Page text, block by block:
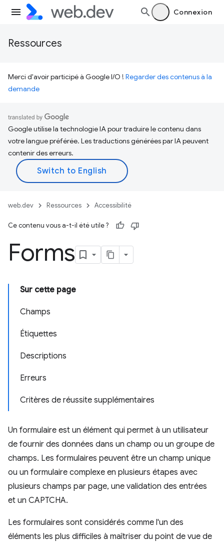
Connexion
Ressources
Merci d'avoir participé à Google I/O ! Regarder des contenus à la
demande
Google utilise la technologie IA pour traduire le contenu dans
votre langue préférée. Les traductions générées par IA peuvent
contenir des erreurs.
web.dev Ressources Accessibilité
Ce contenu vous a-t-il été utile ?
Forms
Sur cette page
Champs
Étiquettes
Descriptions
Erreurs
Critères de réussite supplémentaires
Un formulaire est un élément qui permet à un utilisateur
de fournir des données dans un champ ou un groupe de
champs. Les formulaires peuvent être un champ unique
ou un formulaire complexe en plusieurs étapes avec
plusieurs champs par page, une validation des entrées
et un CAPTCHA.
Les formulaires sont considérés comme l'un des
éléments les plus difficiles à maîtriser du point de vue de